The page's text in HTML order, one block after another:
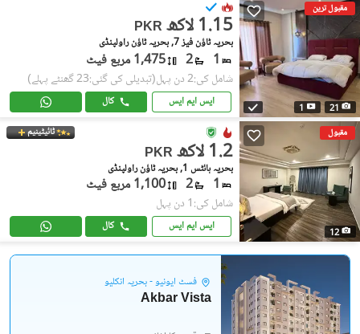
مقبول ترین
21
1
PKR 1.15 لاکھ
بحریہ ٹاؤن فیز 7, بحریہ ٹاؤن راولپنڈی
1
2 1,475 مربع فیٹ
شامل کی:2 دن پہل (تبدیلی کی گئی:23 گھنٹے پہلے)
ایس ایم ایس کال
مقبول
12
ٹائیٹینیم
PKR 1.2 لاکھ
بحریہ ہائٹس 1, بحریہ ٹاؤن راولپنڈی
1
2 1,100 مربع فیٹ
شامل کی:1 دن پہل
ایس ایم ایس کال
فسٹ ایونیو - بحریہ انکلیو
Akbar Vista